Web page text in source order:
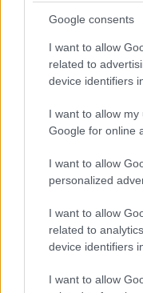
Google consents
I want to allow
related to
device identifiers
I want to allow
Google for online
I want to allow
personalized
I want to allow
related to
device identifiers
I want to allow
Continua a